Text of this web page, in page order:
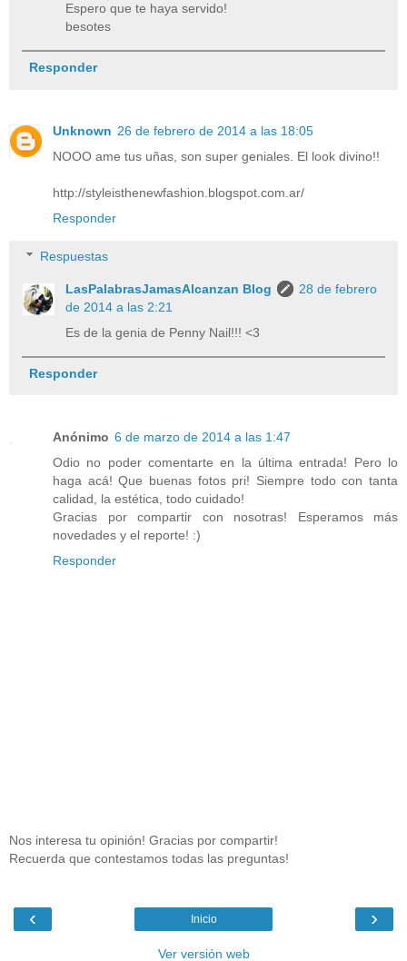
Espero que te haya servido!
besotes
Responder
Unknown 26 de febrero de 2014 a las 18:05
NOOO ame tus uñas, son super geniales. El look divino!!
http://styleisthenewfashion.blogspot.com.ar/
Responder
Respuestas
LasPalabrasJamasAlcanzan Blog
28 de febrero
de 2014 a las 2:21
Es de la genia de Penny Nail!!! <3
Responder
Anónimo 6 de marzo de 2014 a las 1:47
Odio no poder comentarte en la última entrada! Pero lo
haga acá! Que buenas fotos pri! Siempre todo con tanta
calidad, la estética, todo cuidado!
Gracias por compartir con nosotras! Esperamos más
novedades y el reporte! :)
Responder
Nos interesa tu opinión! Gracias por compartir!
Recuerda que contestamos todas las preguntas!
‹ ›
Inicio
Ver versión web